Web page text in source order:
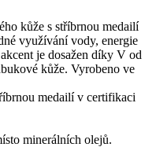
kůže s stříbrnou medailí
využívání vody, energie
je dosažen díky V od
kůže. Vyrobeno ve
medailí v certifikaci
minerálních olejů.